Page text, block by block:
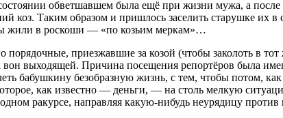
обветшавшем была ещё при жизни мужа, а после
коз. Таким образом и пришлось заселить старушке их
жили в роскоши — «по козьим меркам»…
порядочные, приезжавшие за козой (чтобы заколоть в
выходящей. Причина посещения репортёров была
бабушкину безобразную жизнь, с тем, чтобы потом,
как известно — деньги, — на столь мелкую
ракурсе, направляя какую-нибудь неурядицу